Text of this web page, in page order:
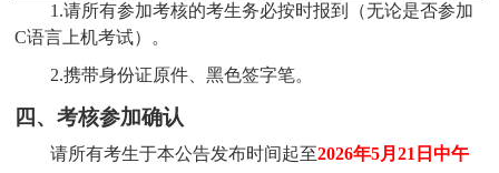
1.请所有参加考核的考生务必按时报到（无论是否参加
C语言上机考试）。
2.携带身份证原件、黑色签字笔。
四、考核参加确认
请所有考生于本公告发布时间起至2026年5月21日中午